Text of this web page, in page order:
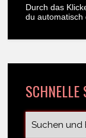
Durch das
du automatisch